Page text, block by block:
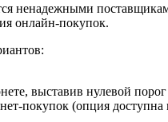
ненадежными
онлайн-покупок.
выставив нулевой
покупок (опция